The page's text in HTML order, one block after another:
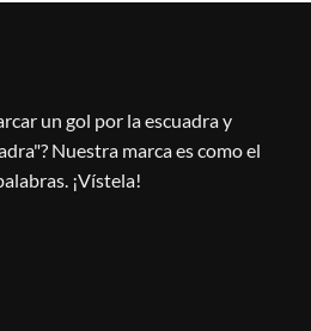
un gol por la escuadra y
Nuestra marca es como el
¡Vístela!